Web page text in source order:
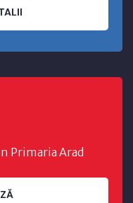
Primaria Arad